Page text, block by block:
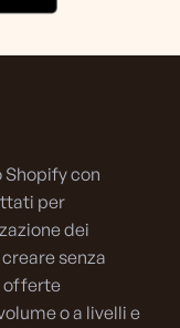
Shopify con
per
dei
senza
offerte
o a livelli e